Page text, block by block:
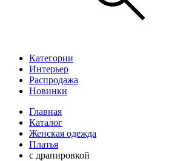
Категории
Интерьер
Распродажа
Новинки
Главная
Каталог
Женская одежда
Платья
с драпировкой